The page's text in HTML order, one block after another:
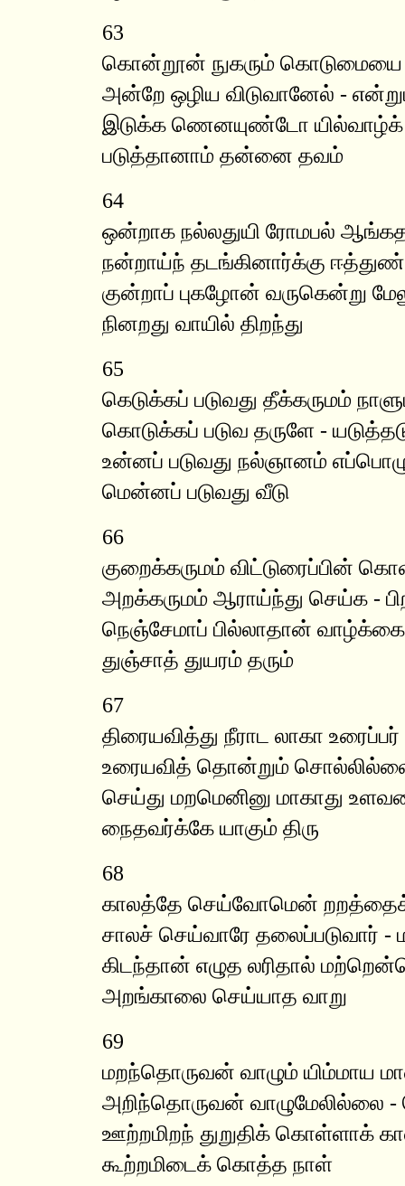
63
கொன்றூன் நுகரும் கொடுமையை
அன்றே ஒழிய விடுவானேல் -
இடுக்க ணெனயுண்டோ
படுத்தானாம் தன்னை தவம்
64
ஒன்றாக நல்லதுயி ரோமபல்
நன்றாய்ந் தடங்கினார்க்கு
குன்றாப் புகழோன் வருகென்று
நினறது வாயில் திறந்து
65
கெடுக்கப் படுவது தீக்கருமம்
கொடுக்கப் படுவ தருளே -
உன்னப் படுவது நல்ஞானம்
மென்னப் படுவது வீடு
66
குறைக்கருமம் விட்டுரைப்பின்
அறக்கருமம் ஆராய்ந்து செய்க -
நெஞ்சேமாப் பில்லாதான் வாழ்க்கை
துஞ்சாத் துயரம் தரும்
67
திரையவித்து நீராட லாகா உரைப்பர்
உரையவித் தொன்றும்
செய்து மறமெனினு மாகாது
நைதவர்க்கே யாகும் திரு
68
காலத்தே செய்வோமென் றறத்தைக்
சாலச் செய்வாரே தலைப்படுவார் -
கிடந்தான் எழுத லரிதால்
அறங்காலை செய்யாத வாறு
69
மறந்தொருவன் வாழும் யிம்மாய
அறிந்தொருவன் வாழுமேலில்லை
ஊற்றமிறந் துறுதிக் கொள்ளாக்
கூற்றமிடைக் கொத்த நாள்